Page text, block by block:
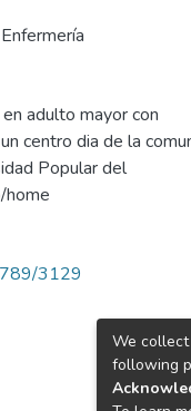
adulto mayor con
centro dia de la
Popular del
home
3129
We
following